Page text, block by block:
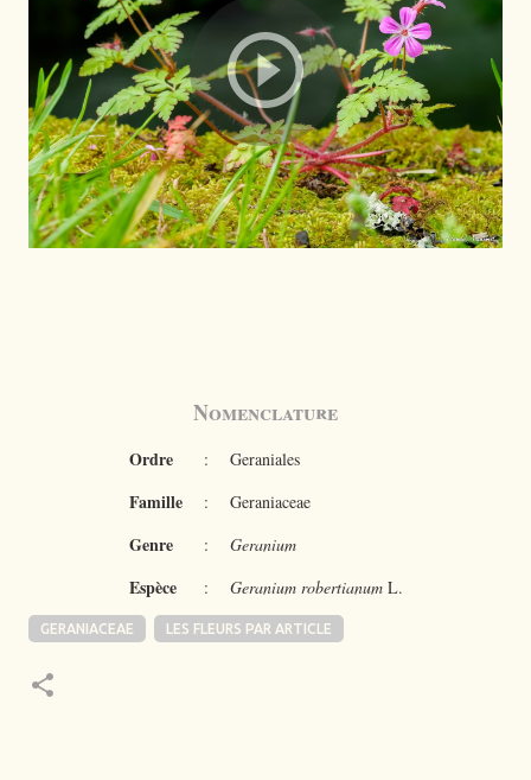
Nomenclature
Ordre : Geraniales
Famille : Geraniaceae
Genre : Geranium
Espèce : Geranium robertianumL.
GERANIACEAE LES FLEURS PAR ARTICLE